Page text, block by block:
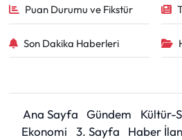
Puan Durumu ve Fikstür
Son Dakika Haberleri
Ana Sayfa Gündem Kültür-
Ekonomi
3. Sayfa Haber İlan